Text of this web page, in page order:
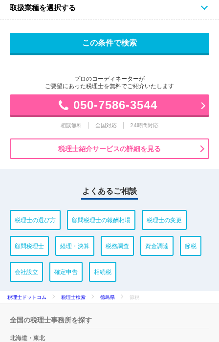
取扱業種を選択する
プロのコーディネーターが
ご要望にあった税理士を無料でご紹介いたします
050-7586-3544
相談無料 全国対応 24時間対応
税理士紹介サービスの詳細を見る
よくあるご相談
税理士の選び方 顧問税理士の報酬相場 税理士の変更
顧問税理士 経理・決算 税務調査 資金調達 節税
会社設立 確定申告 相続税
税理士ドットコム 税理士検索 徳島県 節税
全国の税理士事務所を探す
北海道・東北